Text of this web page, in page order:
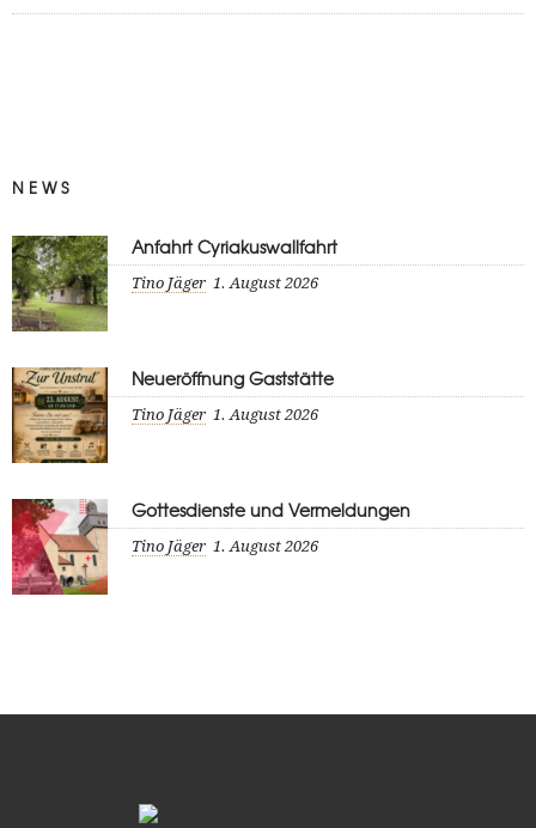
NEWS
Anfahrt Cyriakuswallfahrt
Tino Jäger 1. August 2026
Neueröffnung Gaststätte
Tino Jäger 1. August 2026
Gottesdienste und Vermeldungen
Tino Jäger 1. August 2026